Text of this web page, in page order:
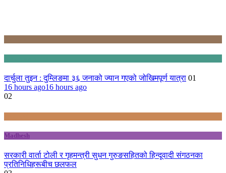
दार्चुला तुइन : दुम्लिङमा ३६ जनाको ज्यान गएको जोखिमपूर्ण यात्रा 01
16 hours ago16 hours ago
02
Madhesh
सरकारी वार्ता टोली र गृहमन्त्री सुधन गुरुङसहितको हिन्दूवादी संगठनका
प्रतिनिधिहरूबीच छलफल